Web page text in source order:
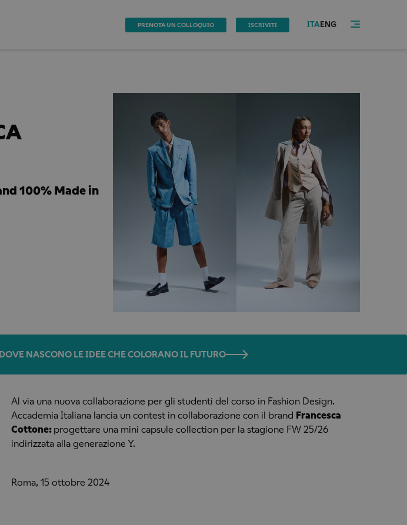
PRENOTA UN COLLOQUIO ISCRIVITI ITA ENG
100% Made in
NASCONO LE IDEE CHE COLORANO IL FUTURO
Al via una nuova collaborazione per gli studenti del corso in Fashion Design.
Accademia Italiana lancia un contest in collaborazione con il brand Francesca
Cottone: progettare una mini capsule collection per la stagione FW 25/26
indirizzata alla generazione Y.
Roma, 15 ottobre 2024